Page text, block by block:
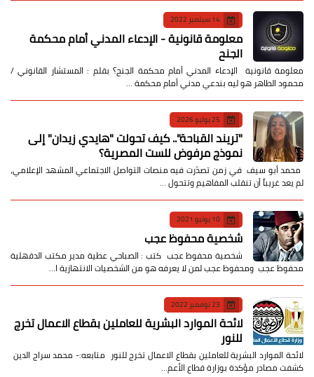
14 سبتمبر 2022
معلومة قانونية - الإدعاء المدني أمام محكمة
الجنح
معلومة قانونية الإدعاء المدني أمام محكمة الجنح؟ بقلم : المستشار القانوني /
محمود الطاهر هو ليه بندعي مدني أمام محكمة …
25 يوليو 2026
​"تريند القباحة".. كيف تحولت "هايدي زيدان" إلى
نموذج مرفوض للست المصرية؟
​ محمد أبو سيف ​في زمن تصدّرت فيه منصات التواصل الاجتماعي المشهد الإعلامي،
لم يعد غريباً أن تنقلب المفاهيم وتتحول …
10 يونيو 2021
شخصية محفوظ عجب
شخصية محفوظ عجب كتب : الصباحي عطية مدير مكتب الدقهلية
محفوظ عجب ومحفوظ عجب لمن لا يعرفه هو من الشخصيات الانتهازية ا…
23 نوفمبر 2022
لائحة الموارد البشرية للعاملين بقطاع الاعمال تخرج
للنور
لائحة الموارد البشرية للعاملين بقطاع الاعمال تخرج للنور متابعه:- محمد سراج الدين
كشفت مصادر مؤكدة بوزارة قطاع الأعم…